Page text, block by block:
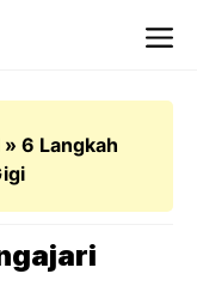
» 6 Langkah